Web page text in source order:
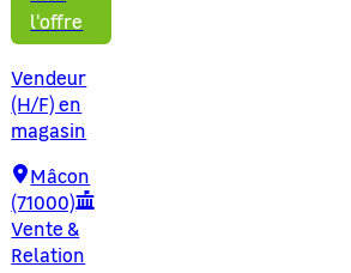
l'offre
Vendeur
(H/F) en
magasin
Mâcon
(71000)
Vente &
Relation